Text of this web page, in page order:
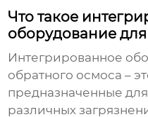
Что такое
оборудование
Интегрированное
обратного осмоса –
предназначенные
различных